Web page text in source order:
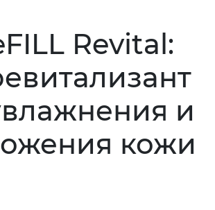
Revital:
и
кожи